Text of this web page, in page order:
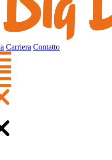
Carriera Contatto